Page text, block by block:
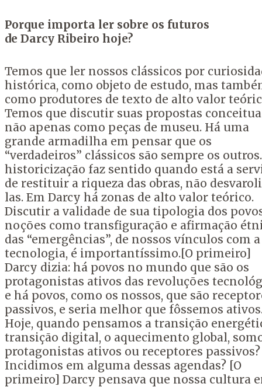
Porque importa ler sobre os futuros
de Darcy Ribeiro hoje?
Temos que ler nossos clássicos por
histórica, como objeto de estudo, mas
como produtores de texto de alto valor
Temos que discutir suas propostas
não apenas como peças de museu. Há uma
grande armadilha em pensar que os
“verdadeiros” clássicos são sempre os
historicização faz sentido quando está a
de restituir a riqueza das obras, não
las. Em Darcy há zonas de alto valor teórico.
Discutir a validade de sua tipologia dos
noções como transfiguração e afirmação
das “emergências”, de nossos vínculos com a
tecnologia, é importantíssimo.[O primeiro]
Darcy dizia: há povos no mundo que são os
protagonistas ativos das revoluções
e há povos, como os nossos, que são
passivos, e seria melhor que fôssemos
Hoje, quando pensamos a transição
transição digital, o aquecimento global,
protagonistas ativos ou receptores passivos?
Incidimos em alguma dessas agendas? [O
primeiro] Darcy pensava que nossa cultura